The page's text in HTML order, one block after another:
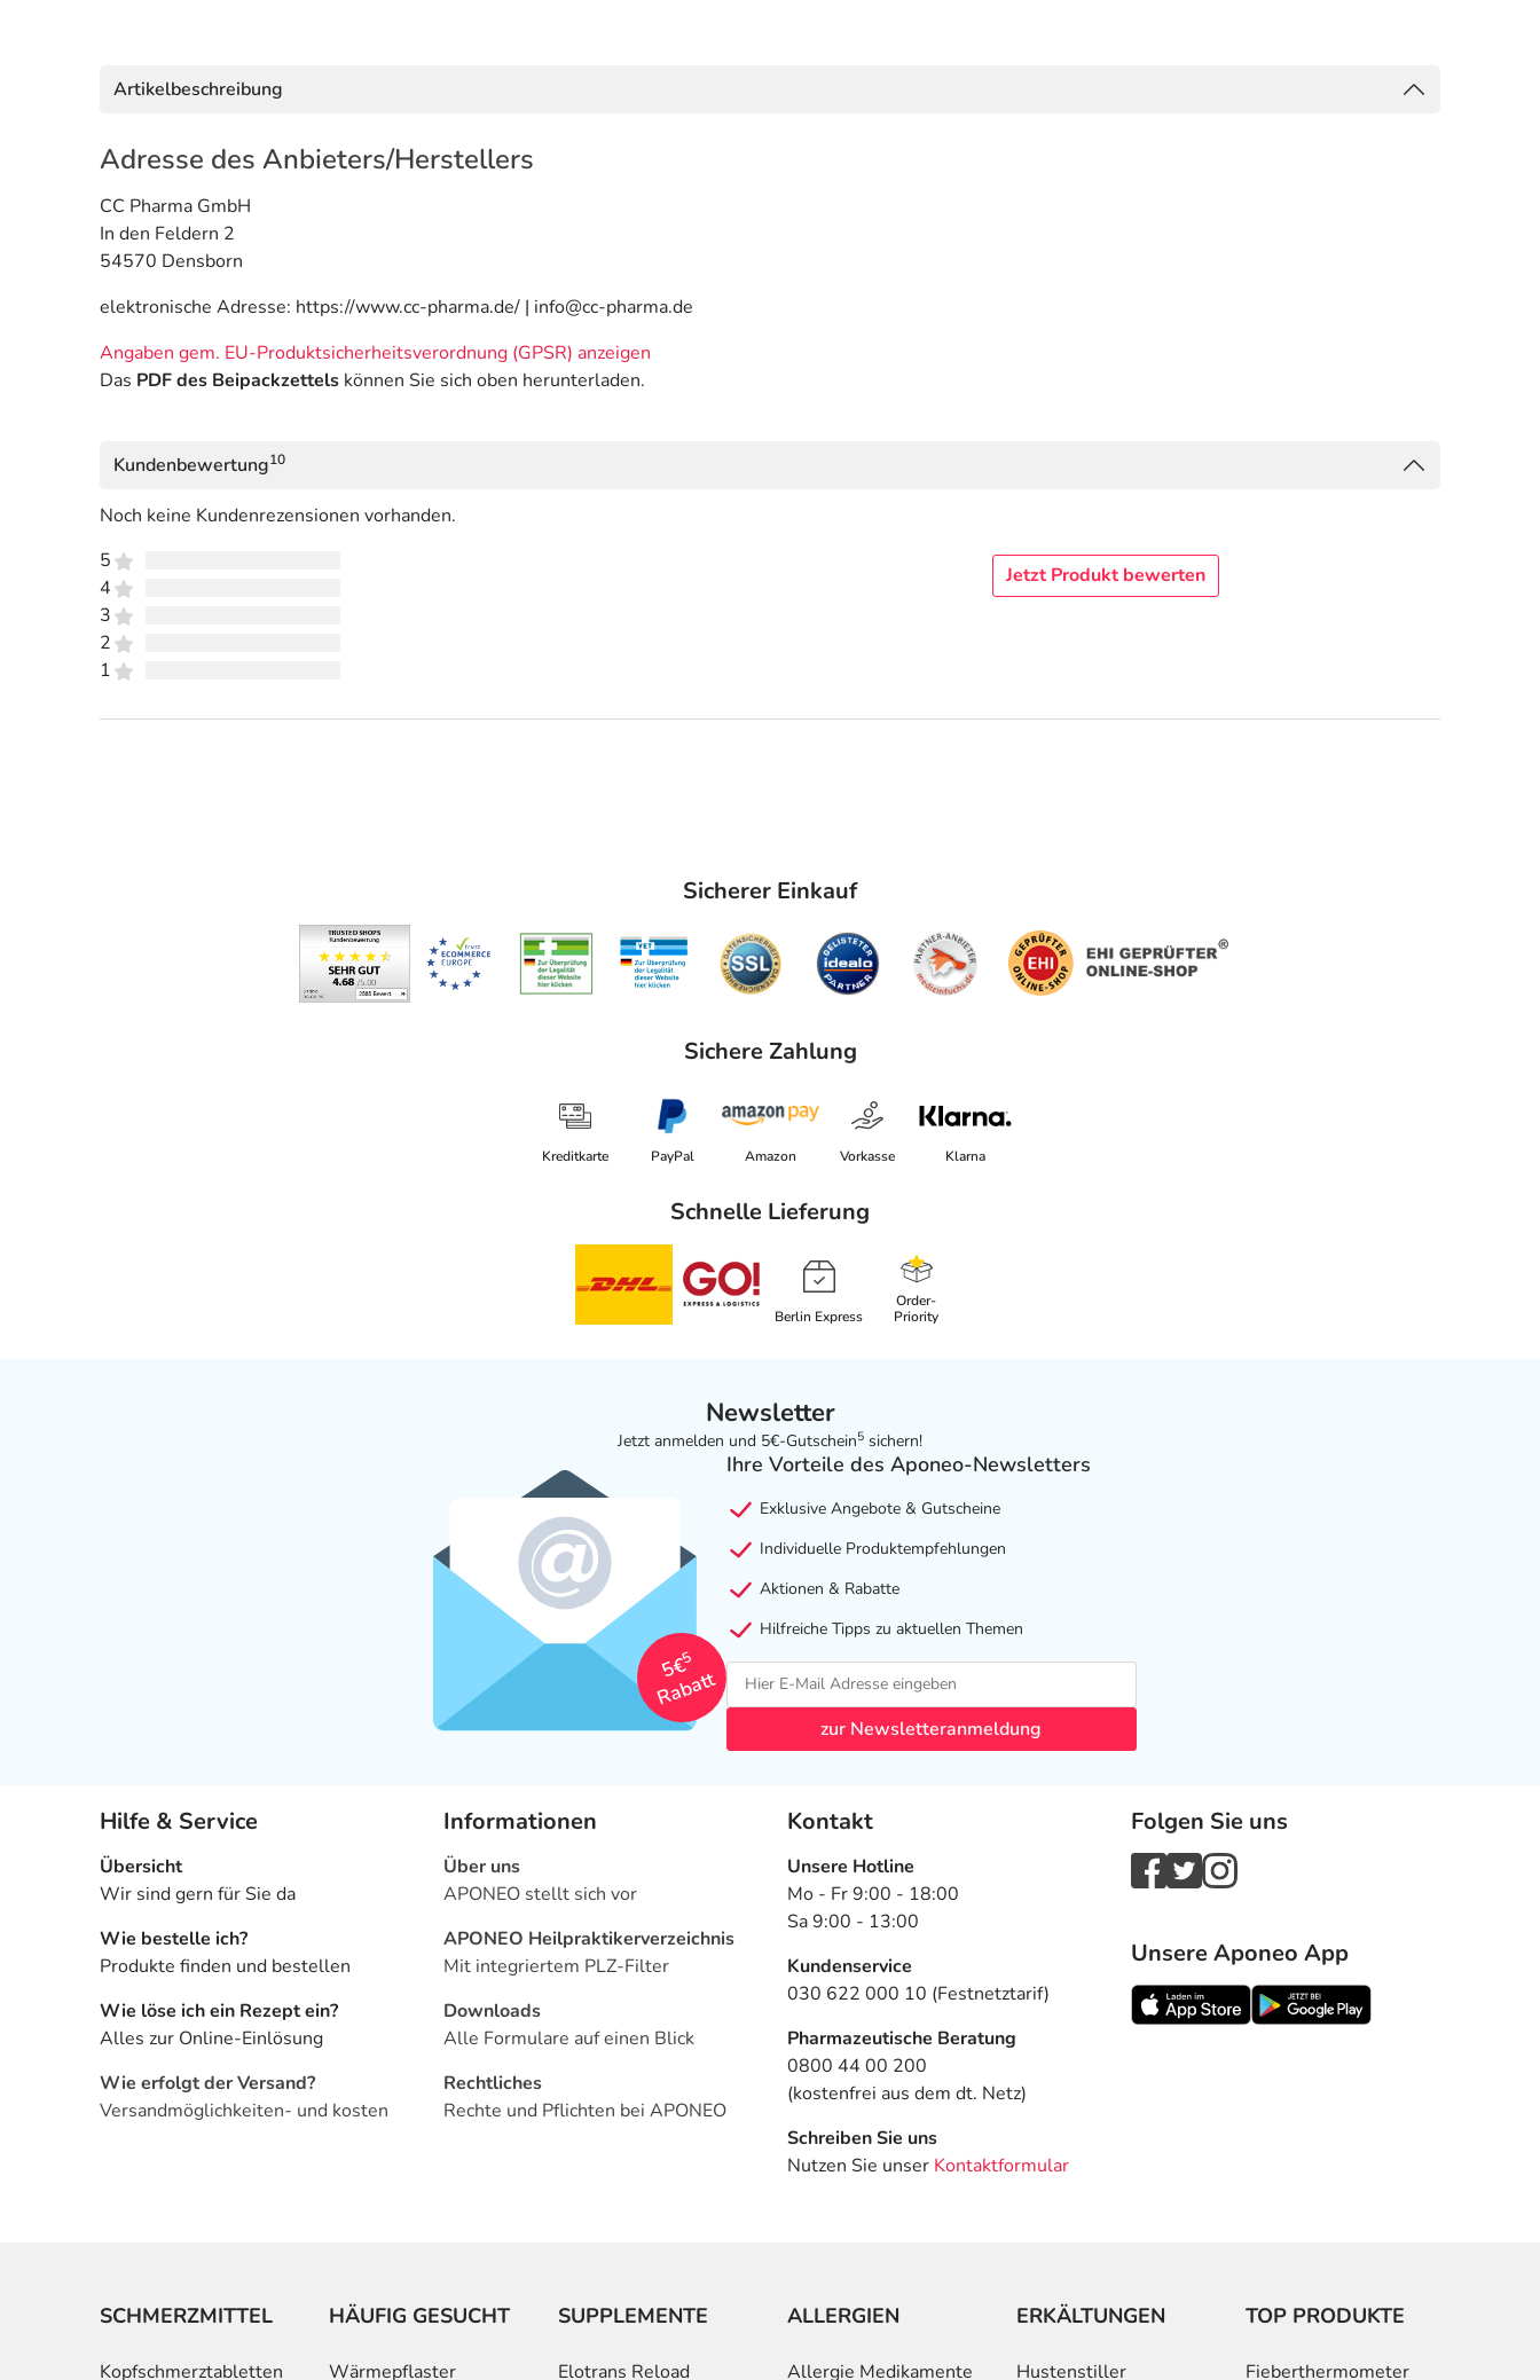
Artikelbeschreibung
Adresse des Anbieters/Herstellers
CC Pharma GmbH
In den Feldern 2
54570 Densborn
elektronische Adresse: https://www.cc-pharma.de/ | info@cc-pharma.de
Angaben gem. EU-Produktsicherheitsverordnung (GPSR) anzeigen
Das PDF des Beipackzettels können Sie sich oben herunterladen.
Kundenbewertung10
Noch keine Kundenrezensionen vorhanden.
5
4
3
2
1
Jetzt Produkt bewerten
Sicherer Einkauf
Sichere Zahlung
Kreditkarte PayPal Amazon Vorkasse Klarna
Schnelle Lieferung
Berlin Express
Order-
Priority
Newsletter
Jetzt anmelden und 5€-Gutschein5 sichern!
5€
5
Rabatt
Ihre Vorteile des Aponeo-Newsletters
Exklusive Angebote & Gutscheine
Individuelle Produktempfehlungen
Aktionen & Rabatte
Hilfreiche Tipps zu aktuellen Themen
zur Newsletteranmeldung
Hilfe & Service
Übersicht
Wir sind gern für Sie da
Wie bestelle ich?
Produkte finden und bestellen
Wie löse ich ein Rezept ein?
Alles zur Online-Einlösung
Wie erfolgt der Versand?
Versandmöglichkeiten- und kosten
Informationen
Über uns
APONEO stellt sich vor
APONEO Heilpraktikerverzeichnis
Mit integriertem PLZ-Filter
Downloads
Alle Formulare auf einen Blick
Rechtliches
Rechte und Pflichten bei APONEO
Kontakt
Unsere Hotline
Mo - Fr 9:00 - 18:00
Sa 9:00 - 13:00
Kundenservice
030 622 000 10 (Festnetztarif)
Pharmazeutische Beratung
0800 44 00 200
(kostenfrei aus dem dt. Netz)
Schreiben Sie uns
Nutzen Sie unser Kontaktformular
Folgen Sie uns
Unsere Aponeo App
SCHMERZMITTEL
Kopfschmerztabletten
HÄUFIG GESUCHT
Wärmepflaster
SUPPLEMENTE
Elotrans Reload
ALLERGIEN
Allergie Medikamente
ERKÄLTUNGEN
Hustenstiller
TOP PRODUKTE
Fieberthermometer